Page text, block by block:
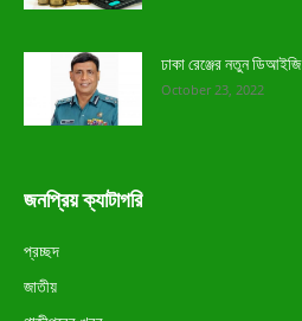
ঢাকা রেঞ্জের নতুন
October 23, 2022
জনপ্রিয় ক্যাটাগরি
প্রচ্ছদ
জাতীয়